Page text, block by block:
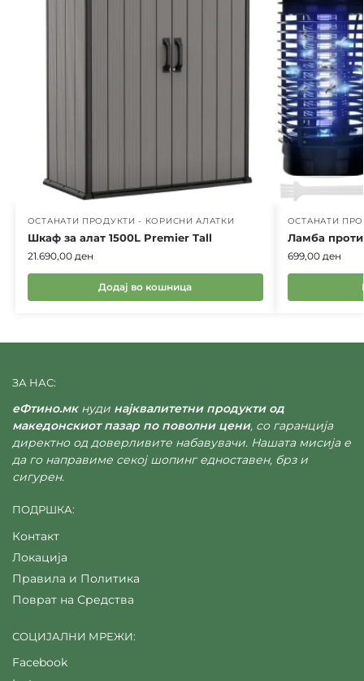
ОСТАНАТИ ПРОДУКТИ - КОРИСНИ АЛАТКИ
Шкаф за алат 1500L Premier Tall
21.690,00 ден
Додај во кошница
ОСТАНАТИ
Ламба
699,00 ден
ЗА НАС:
еФтино.мкнуди најквалитетни продукти од
македонскиот пазар по поволни цени, со гаранција
директно од доверливите набавувачи. Нашата мисија е
да го направиме секој шопинг едноставен, брз и
сигурен.
ПОДРШКА:
Контакт
Локација
Правила и Политика
Поврат на Средства
СОЦИЈАЛНИ МРЕЖИ:
Facebook